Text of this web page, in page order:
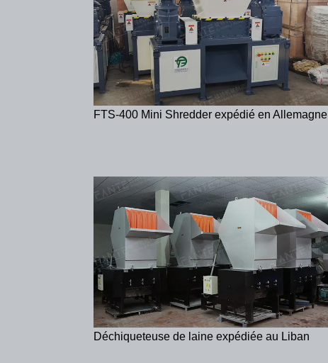
FTS-400 Mini Shredder expédié en Allemagne
Déchiqueteuse de laine expédiée au Liban